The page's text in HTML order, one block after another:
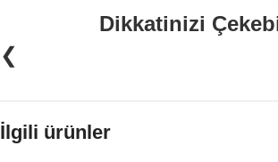
Dikkatinizi
❮
İlgili ürünler